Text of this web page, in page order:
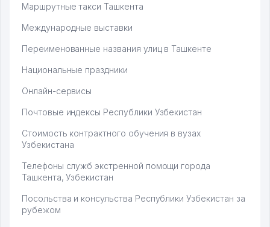
Маршрутные такси Ташкента
Международные выставки
Переименованные названия улиц в Ташкенте
Национальные праздники
Онлайн-сервисы
Почтовые индексы Республики Узбекистан
Стоимость контрактного обучения в вузах
Узбекистана
Телефоны служб экстренной помощи города
Ташкента, Узбекистан
Посольства и консульства Республики Узбекистан за
рубежом